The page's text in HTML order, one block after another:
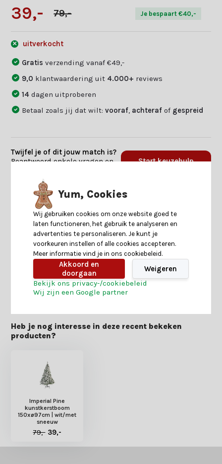
39,- 79,- Je bespaart €40,-
uitverkocht
Gratisverzending vanaf €49,-
9,0 klantwaardering uit 4.000+ reviews
14dagen uitproberen
Betaal zoals jij dat wilt:vooraf achteraf of gespreid
Twijfel je of dit jouw match is?
Beantwoord enkele vragen en
Start keuzehulp
Productomschrijving
Specificaties
Reviews
Heb je nog interesse in deze recent bekeken
producten?
Imperial Pine
kunstkerstboom
150xø97cm | wit/met
sneeuw
79,- 39,-
Yum, Cookies
Wij gebruiken cookies om onze website goed te
laten functioneren, het gebruik te analyseren en
advertenties te personaliseren. Je kunt je
voorkeuren instellen of alle cookies accepteren.
Meer informatie vind je in ons cookiebeleid.
Akkoord en
doorgaan
Weigeren
Bekijk ons privacy-/cookiebeleid
Wij zijn een Google partner